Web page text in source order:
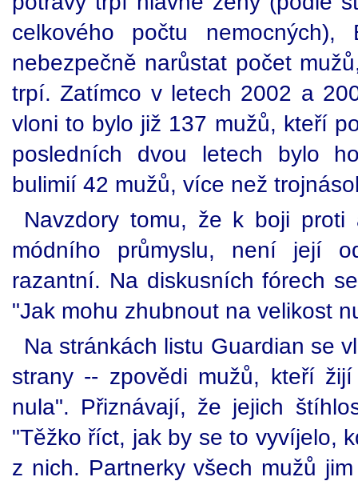
celkového počtu
nebezpečně narůstat počet
trpí. Zatímco v letech 2002 a
vloni to bylo již 137 mužů, kteří
posledních dvou letech bylo
bulimií 42 mužů, více než
Navzdory tomu, že k boji
módního průmyslu, není její
razantní. Na diskusních fórech
"Jak mohu zhubnout na velikost
Na stránkách listu Guardian se
strany -- zpovědi mužů, kteří
nula". Přiznávají, že jejich
"Těžko říct, jak by se to vyvíjelo,
z nich. Partnerky všech mužů